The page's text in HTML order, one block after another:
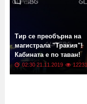
Тир се преобърна на
магистрала "Тракия"!
Кабината е по таван!
02:30 21.11.2019 12231